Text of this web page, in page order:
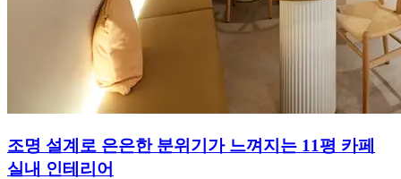
조명 설계로 은은한 분위기가 느껴지는 11평 카페
실내 인테리어